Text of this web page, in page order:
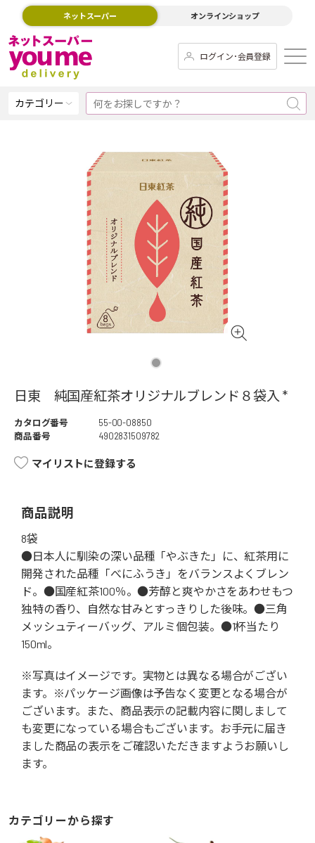
ネットスーパー オンラインショップ
ログイン･会員登録
カテゴリー
日東 純国産紅茶オリジナルブレンド８袋入 *
カタログ番号
55-00-08850
商品番号
4902831509782
マイリストに登録する
商品説明
8袋
●日本人に馴染の深い品種「やぶきた」に、紅茶用に
開発された品種「べにふうき」をバランスよくブレン
ド。●国産紅茶100％。●芳醇と爽やかさをあわせもつ
独特の香り、自然な甘みとすっきりした後味。●三角
メッシュティーバッグ、アルミ個包装。●1杯当たり
150ml。
※写真はイメージです。実物とは異なる場合がござい
ます。※パッケージ画像は予告なく変更となる場合が
ございます。また、商品表示の記載内容に関しまして
も変更になっている場合もございます。お手元に届き
ました商品の表示をご確認いただきますようお願いし
ます。
カテゴリーから探す